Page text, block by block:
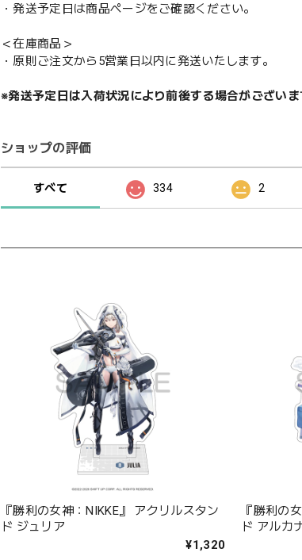
・発送予定日は商品ページをご確認ください。
＜在庫商品＞
・原則ご注文から5営業日以内に発送いたします。
※発送予定日は入荷状況により前後する場合がございま
ショップの評価
すべて 334 2
『勝利の女神：NIKKE』 アクリルスタン
ド ジュリア
¥1,320
『勝利の
ド アルカ